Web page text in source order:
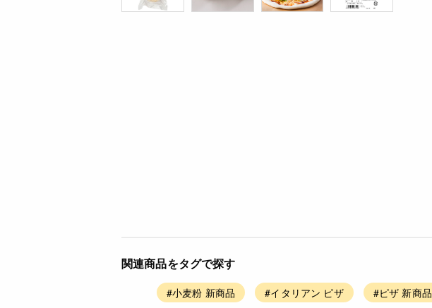
関連商品をタグで探す
#小麦粉 新商品 #イタリアン ピザ #ピザ 新商品